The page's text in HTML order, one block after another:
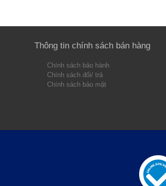
Thông tin chính sách bán hàng
Chính sách bảo hành
Chính sách đổi/ trả
Chính sách bảo mật